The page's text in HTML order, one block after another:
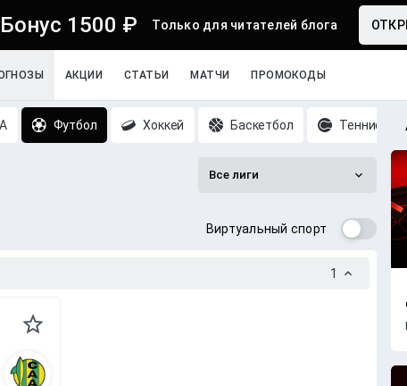
Бонус 1500 ₽ Только для читателей блога
АКЦИИ СТАТЬИ МАТЧИ ПРОМОКОДЫ
Футбол Хоккей Баскетбол Теннис
Все лиги
Виртуальный спорт
1